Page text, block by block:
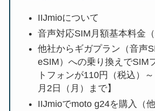
IIJmioについて
音声対応SIM月額基本料金
他社からギガプラン（音声
eSIM）への乗り換えでSIM
トフォンが110円（税込）
月2日（月）まで】
IIJmioでmoto g24を購入（